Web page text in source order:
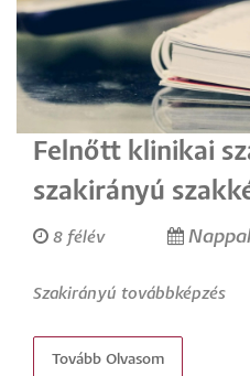
Felnőtt klinikai
szakirányú
8 félév
Szakirányú továbbképzés
Tovább Olvasom